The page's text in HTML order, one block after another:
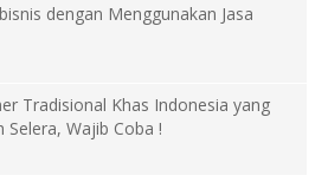
dengan Menggunakan Jasa
Tradisional Khas Indonesia yang
Selera, Wajib Coba !